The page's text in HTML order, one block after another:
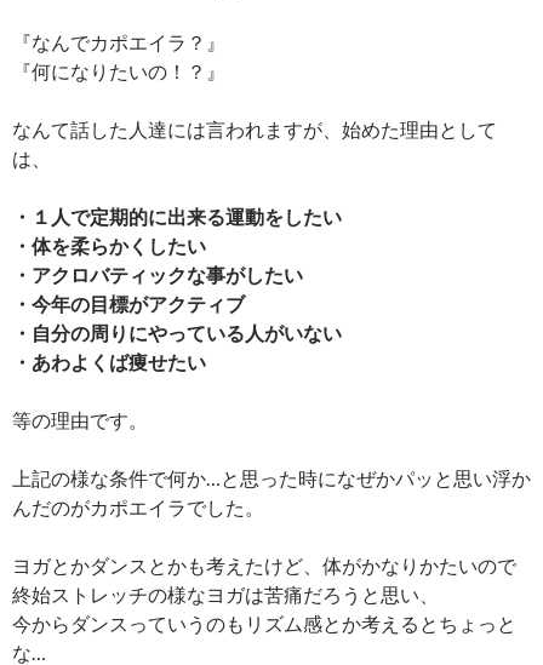
『なんでカポエイラ？』
『何になりたいの！？』
なんて話した人達には言われますが、始めた理由として
は、
・１人で定期的に出来る運動をしたい
・体を柔らかくしたい
・アクロバティックな事がしたい
・今年の目標がアクティブ
・自分の周りにやっている人がいない
・あわよくば痩せたい
等の理由です。
上記の様な条件で何か…と思った時になぜかパッと思い浮か
んだのがカポエイラでした。
ヨガとかダンスとかも考えたけど、体がかなりかたいので
終始ストレッチの様なヨガは苦痛だろうと思い、
今からダンスっていうのもリズム感とか考えるとちょっと
な…